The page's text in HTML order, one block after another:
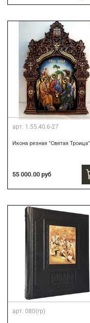
арт. 1.55.40.6-27
Икона резная "Святая Троица"
55 000.00 руб
арт. 080(гр)